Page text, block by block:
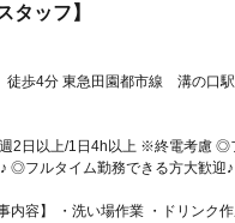
タッフ】
2日以上/1日4h以上 ※終電考慮 ◎
◎フルタイム勤務できる方大歓迎
内容】 ・洗い場作業 ・ドリンク